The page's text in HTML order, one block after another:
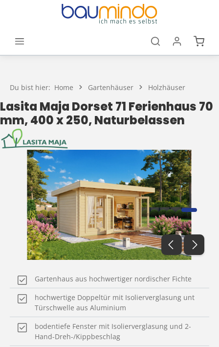
Zum Hauptinhalt springen
Du bist hier: Home Gartenhäuser Holzhäuser
Lasita Maja Dorset 71 Ferienhaus 70
mm, 400 x 250, Naturbelassen
Bildergalerie überspringen
Gartenhaus aus hochwertiger nordischer Fichte
hochwertige Doppeltür mit Isolierverglasung unt
Türschwelle aus Aluminium
bodentiefe Fenster mit Isolierverglasung und 2-
Hand-Dreh-/Kippbeschlag